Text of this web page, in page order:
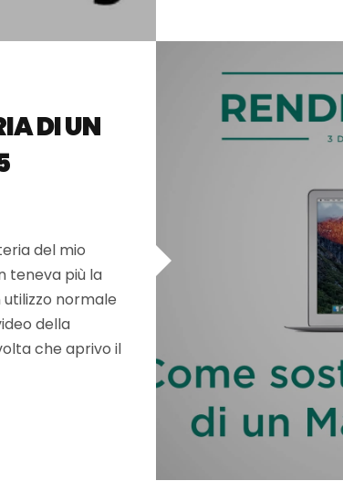
DI UN
del mio
teneva più la
normale
della
che aprivo il